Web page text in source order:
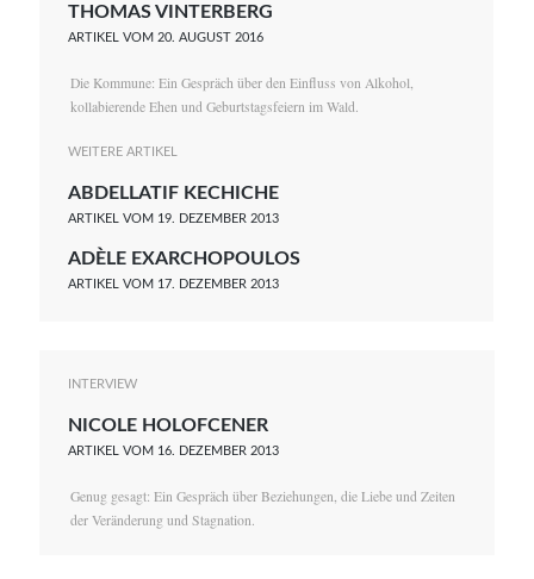
Drehbuch
Gewinnspiel
News
Serie
THOMAS VINTERBERG
ARTIKEL VOM 20. AUGUST 2016
Die Kommune: Ein Gespräch über den Einfluss von Alkohol,
kollabierende Ehen und Geburtstagsfeiern im Wald.
WEITERE ARTIKEL
ABDELLATIF KECHICHE
ARTIKEL VOM 19. DEZEMBER 2013
ADÈLE EXARCHOPOULOS
ARTIKEL VOM 17. DEZEMBER 2013
INTERVIEW
NICOLE HOLOFCENER
ARTIKEL VOM 16. DEZEMBER 2013
Genug gesagt: Ein Gespräch über Beziehungen, die Liebe und Zeiten
der Veränderung und Stagnation.